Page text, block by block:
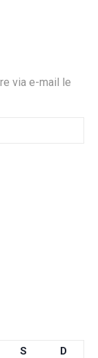
via e-mail le
S
D